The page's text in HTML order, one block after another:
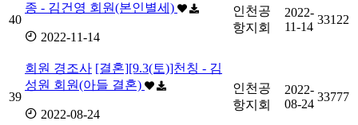
40
종 - 김건영 회원(본인별세)
2022-11-14
인천공
항지회
2022-
11-14
33122
39
회원 경조사 [결혼][9.3(토)]천칭 - 김
성원 회원(아들 결혼)
2022-08-24
인천공
항지회
2022-
08-24
33777